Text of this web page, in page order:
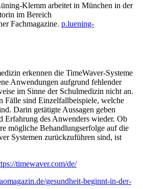
Klemm arbeitet in München in der
im Bereich
Fachmagazine. p.luening-
erkennen die TimeWaver-Systeme
Anwendungen aufgrund fehlender
im Sinne der Schulmedizin nicht an.
Fälle sind Einzelfallbeispiele, welche
Darin getätigte Aussagen geben
Erfahrung des Anwenders wieder. Ob
mögliche Behandlungserfolge auf die
Systemen zurückzuführen sind, ist
timewaver.com/de/
gesundheit-beginnt-in-der-